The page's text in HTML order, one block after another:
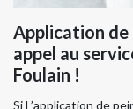
Application
appel au
Foulain !
Si l ’application de